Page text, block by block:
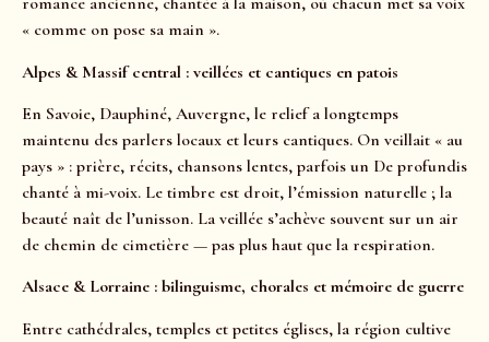
« comme on pose sa main ».
Alpes & Massif central : veillées et cantiques en patois
En Savoie, Dauphiné, Auvergne, le relief a longtemps
maintenu des parlers locaux et leurs cantiques. On veillait « au
pays » : prière, récits, chansons lentes, parfois un De profundis
chanté à mi-voix. Le timbre est droit, l’émission naturelle ; la
beauté naît de l’unisson. La veillée s’achève souvent sur un air
de chemin de cimetière — pas plus haut que la respiration.
Alsace & Lorraine : bilinguisme, chorales et mémoire de guerre
Entre cathédrales, temples et petites églises, la région cultive